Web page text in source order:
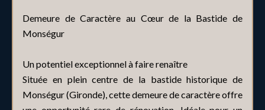
Demeure de Caractère au Cœur de la Bastide de
Monségur
Un potentiel exceptionnel à faire renaître
Située en plein centre de la bastide historique de
Monségur (Gironde), cette demeure de caractère offre